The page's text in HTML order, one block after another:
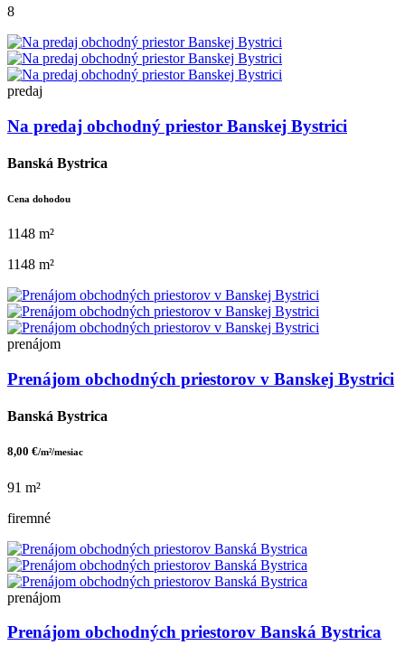
8
predaj
Na predaj obchodný priestor Banskej Bystrici
Banská Bystrica
Cena dohodou
1148 m²
1148 m²
prenájom
Prenájom obchodných priestorov v Banskej Bystrici
Banská Bystrica
8,00 €/m²/mesiac
91 m²
firemné
prenájom
Prenájom obchodných priestorov Banská Bystrica